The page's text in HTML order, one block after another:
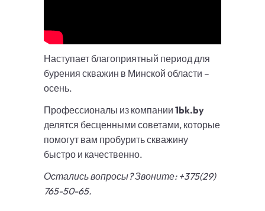
Наступает благоприятный период для
бурения скважин в Минской области –
осень.
Профессионалы из компании 1bk.by
делятся бесценными советами, которые
помогут вам пробурить скважину
быстро и качественно.
Остались вопросы? Звоните: +375(29)
765-50-65.